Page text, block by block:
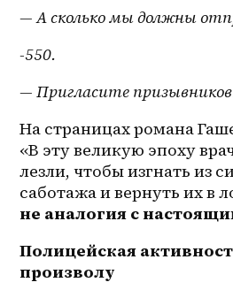
— А сколько мы должны
-550.
— Пригласите
На страницах романа
«В эту великую эпоху
лезли, чтобы изгнать из
саботажа и вернуть их в
не аналогия с
Полицейская
произволу